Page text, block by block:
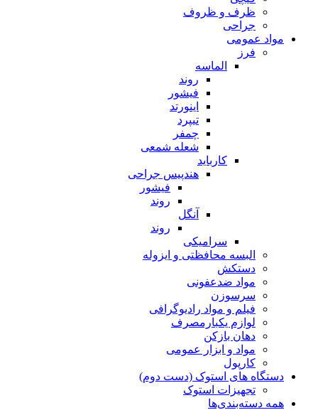
ظرف و ظروف
جراحی
مواد عمومی
فرز
الماسه
روند
فیشور
اینورتد
تیپرد
چمفر
شعله شمعی
کارباید
هندپیس جراحی
فیشور
روند
آنگل
روند
سرامیکی
البسه محافظتی و ایزوله
دستکش
مواد ضدعفونی
سرسوزن
فیلم و مواد رادیوگرافی
لوازم یکبارمصرف
دهان بازکن
مواد و ابزار عمومی
کارپول
دستگاه های استوک (دست دوم)
تجهیزات استوک
همه دسته‌بندی‌ها